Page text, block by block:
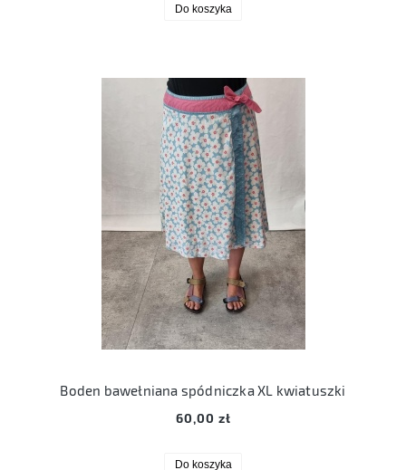
Do koszyka
Boden bawełniana spódniczka XL kwiatuszki
60,00 zł
Do koszyka